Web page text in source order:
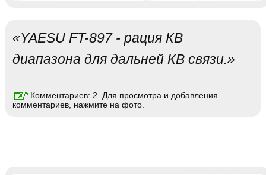
«YAESU FT-897 - рация КВ
диапазона для дальней КВ связи.»
Комментариев: 2. Для просмотра и добавления
комментариев, нажмите на фото.